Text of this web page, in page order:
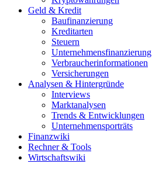
Geld & Kredit
Baufinanzierung
Kreditarten
Steuern
Unternehmensfinanzierung
Verbraucherinformationen
Versicherungen
Analysen & Hintergründe
Interviews
Marktanalysen
Trends & Entwicklungen
Unternehmensporträts
Finanzwiki
Rechner & Tools
Wirtschaftswiki